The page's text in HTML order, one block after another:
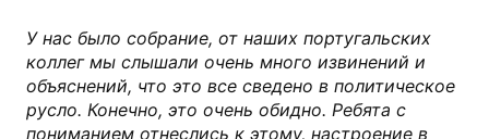
У нас было собрание, от наших португальских
коллег мы слышали очень много извинений и
объяснений, что это все сведено в политическое
русло. Конечно, это очень обидно. Ребята с
пониманием отнеслись к этому, настроение в